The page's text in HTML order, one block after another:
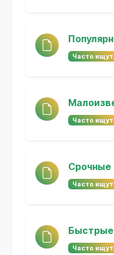
Часто ищут
Часто ищут
Срочные
Часто ищут
Быстрые
Часто ищут